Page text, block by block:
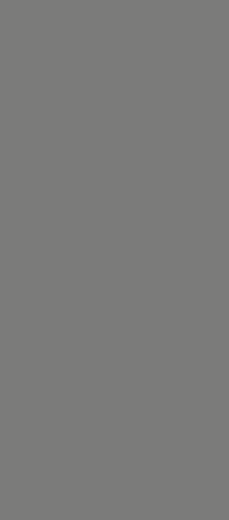
www.facebook.com/
https://www.instagram.com/
zu https://mailchi.mp/